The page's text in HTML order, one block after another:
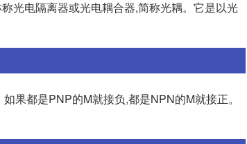
光电隔离器或光电耦合器,简称光耦。它是以光
果都是PNP的M就接负,都是NPN的M就接正。